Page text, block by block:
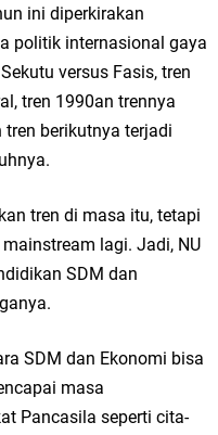
ini diperkirakan
politik internasional gaya
versus Fasis, tren
tren 1990an trennya
berikutnya terjadi
tren di masa itu, tetapi
lagi. Jadi, NU
SDM dan
SDM dan Ekonomi bisa
masa
Pancasila seperti cita-